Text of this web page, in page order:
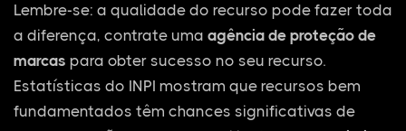
Lembre-se: a qualidade do recurso pode fazer toda
a diferença, contrate uma agência de proteção de
marcas para obter sucesso no seu recurso.
Estatísticas do INPI mostram que recursos bem
fundamentados têm chances significativas de